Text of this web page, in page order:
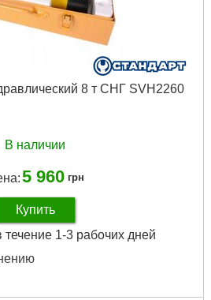
8 т СНГ SVH2260
В наличии
5 960 грн
Купить
течение 1-3 рабочих дней